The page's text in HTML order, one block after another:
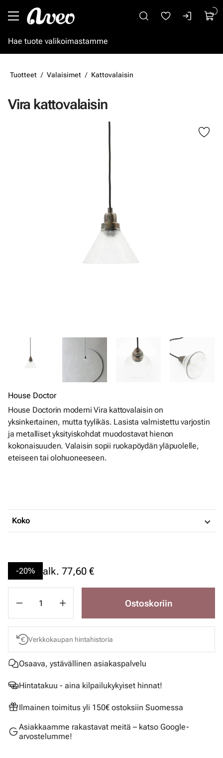
Tuotteet Valaisimet Kattovalaisin
Vira kattovalaisin
House Doctor
House Doctorin moderni Vira kattovalaisin on
yksinkertainen, mutta tyylikäs. Lasista valmistettu varjostin
ja metalliset yksityiskohdat muodostavat hienon
kokonaisuuden. Valaisin sopii ruokapöydän yläpuolelle,
eteiseen tai olohuoneeseen.
Koko
-20% alk. 77,60 €
Ostoskoriin
Verkkokaupan hintahistoria
Osaava, ystävällinen asiakaspalvelu
Hintatakuu - aina kilpailukykyiset hinnat!
Ilmainen toimitus yli 150€ ostoksiin Suomessa
Asiakkaamme rakastavat meitä – katso Google-
arvostelumme!